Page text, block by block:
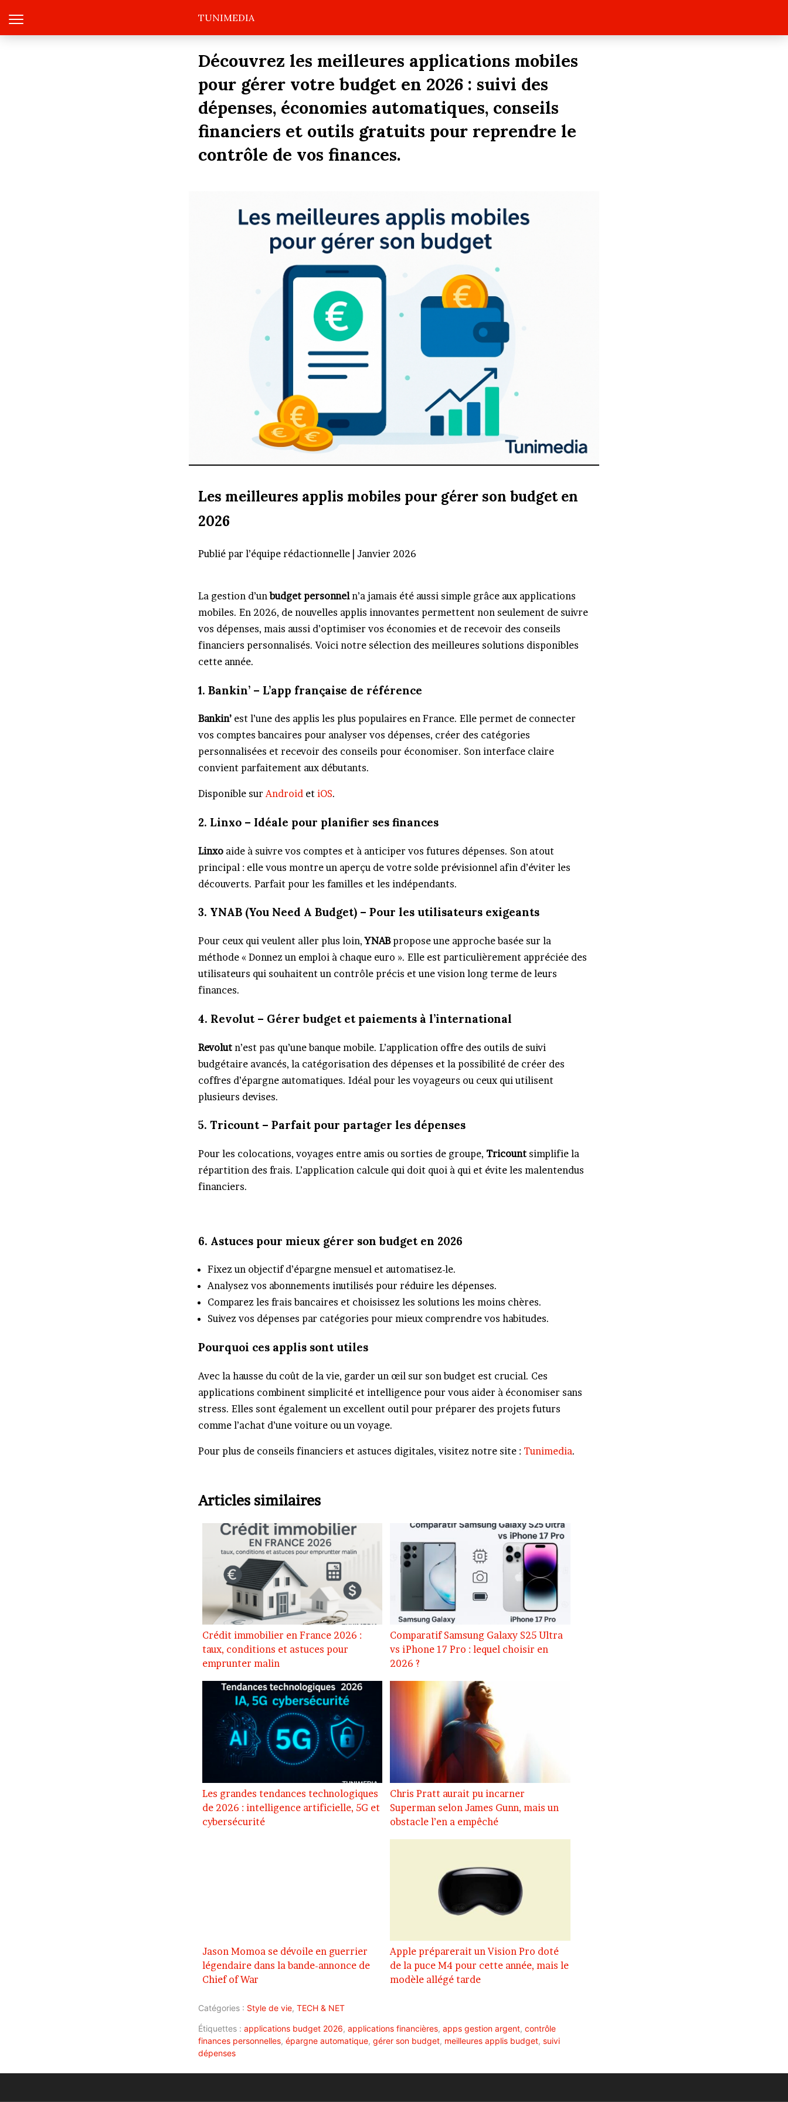
TUNIMEDIA
Découvrez les meilleures applications mobiles
pour gérer votre budget en 2026 : suivi des
dépenses, économies automatiques, conseils
financiers et outils gratuits pour reprendre le
contrôle de vos finances.
Les meilleures applis mobiles pour gérer son budget en
2026
Publié par l’équipe rédactionnelle | Janvier 2026
La gestion d’unbudget personneln’a jamais été aussi simple grâce aux applications
mobiles. En 2026, de nouvelles applis innovantes permettent non seulement de suivre
vos dépenses, mais aussi d’optimiser vos économies et de recevoir des conseils
financiers personnalisés. Voici notre sélection des meilleures solutions disponibles
cette année.
1. Bankin’ – L’app française de référence
Bankin’ est l’une des applis les plus populaires en France. Elle permet de connecter
vos comptes bancaires pour analyser vos dépenses, créer des catégories
personnalisées et recevoir des conseils pour économiser. Son interface claire
convient parfaitement aux débutants.
Disponible surAndroid et iOS.
2. Linxo – Idéale pour planifier ses finances
Linxo aide à suivre vos comptes et à anticiper vos futures dépenses. Son atout
principal : elle vous montre un aperçu de votre solde prévisionnel afin d’éviter les
découverts. Parfait pour les familles et les indépendants.
3. YNAB (You Need A Budget) – Pour les utilisateurs exigeants
Pour ceux qui veulent aller plus loin,YNABpropose une approche basée sur la
méthode « Donnez un emploi à chaque euro ». Elle est particulièrement appréciée des
utilisateurs qui souhaitent un contrôle précis et une vision long terme de leurs
finances.
4. Revolut – Gérer budget et paiements à l’international
Revolut n’est pas qu’une banque mobile. L’application offre des outils de suivi
budgétaire avancés, la catégorisation des dépenses et la possibilité de créer des
coffres d’épargne automatiques. Idéal pour les voyageurs ou ceux qui utilisent
plusieurs devises.
5. Tricount – Parfait pour partager les dépenses
Pour les colocations, voyages entre amis ou sorties de groupe, Tricount simplifie la
répartition des frais. L’application calcule qui doit quoi à qui et évite les malentendus
financiers.
6. Astuces pour mieux gérer son budget en 2026
Fixez un objectif d’épargne mensuel et automatisez-le.
Analysez vos abonnements inutilisés pour réduire les dépenses.
Comparez les frais bancaires et choisissez les solutions les moins chères.
Suivez vos dépenses par catégories pour mieux comprendre vos habitudes.
Pourquoi ces applis sont utiles
Avec la hausse du coût de la vie, garder un œil sur son budget est crucial. Ces
applications combinent simplicité et intelligence pour vous aider à économiser sans
stress. Elles sont également un excellent outil pour préparer des projets futurs
comme l’achat d’une voiture ou un voyage.
Pour plus de conseils financiers et astuces digitales, visitez notre site : Tunimedia.
Articles similaires
Crédit immobilier en France 2026 :
taux, conditions et astuces pour
emprunter malin
Comparatif Samsung Galaxy S25 Ultra
vs iPhone 17 Pro : lequel choisir en
2026 ?
Les grandes tendances technologiques
de 2026 : intelligence artificielle, 5G et
cybersécurité
Chris Pratt aurait pu incarner
Superman selon James Gunn, mais un
obstacle l’en a empêché
Jason Momoa se dévoile en guerrier
légendaire dans la bande-annonce de
Chief of War
Apple préparerait un Vision Pro doté
de la puce M4 pour cette année, mais le
modèle allégé tarde
Catégories : Style de vie, TECH & NET
Étiquettes : applications budget 2026, applications financières, apps gestion argent, contrôle
finances personnelles, épargne automatique, gérer son budget, meilleures applis budget, suivi
dépenses